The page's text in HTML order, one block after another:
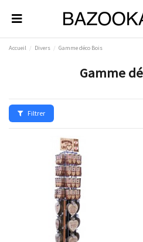
Accueil Divers Gamme déco Bois
Gamme
Filtrer